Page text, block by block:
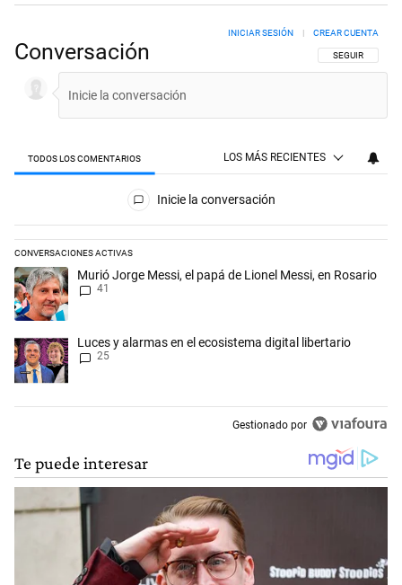
Conversación SIGA ESTA
SEGUIR
INICIAR SESIÓN | CREAR CUENTA
TODOS LOS COMENTARIOS LOS MÁS RECIENTES
Todos los comentarios
Inicie la conversación
CONVERSACIONES ACTIVAS
Este listado muestra los artículos con más comentarios en los
Un artículo de tendencia con el título "Murió Jorge Messi, el papá de
Murió Jorge Messi, el papá de Lionel Messi, en Rosario
41
Un artículo de tendencia con el título "Luces y alarmas en el
Luces y alarmas en el ecosistema digital libertario
25
Gestionado por